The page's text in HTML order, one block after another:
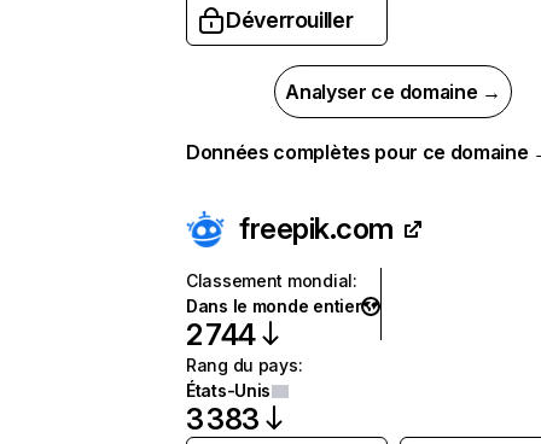
Déverrouiller
Analyser ce domaine →
Données complètes pour ce domaine
freepik.com
Classement mondial:
Dans le monde entier
2 744
Rang du pays:
États-Unis
3 383